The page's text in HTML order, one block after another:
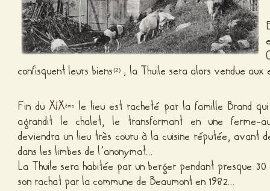
confisquent leurs biens(2) ; la Thuile sera alors vendue aux
Fin du XIXème le lieu est racheté par la famille Brand
agrandit le chalet, le transformant en une ferme-
deviendra un lieu très couru à la cuisine réputée, avant
dans les limbes de l’anonymat…
La Thuile sera habitée par un berger pendant presque
son rachat par la commune de Beaumont en 1982…